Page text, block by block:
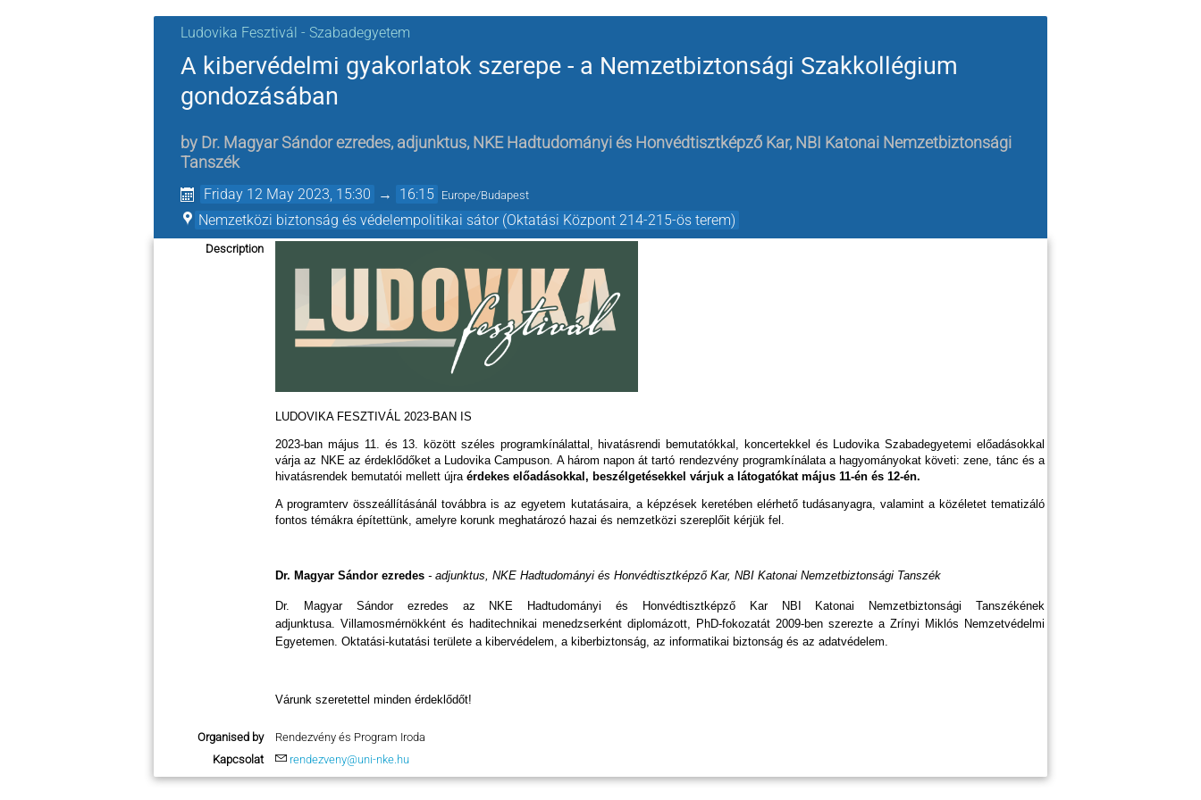
Ludovika Fesztivál - Szabadegyetem
A kibervédelmi gyakorlatok szerepe - a Nemzetbiztonsági Szakkollégium
gondozásában
by Dr. Magyar Sándor ezredes, adjunktus, NKE Hadtudományi és Honvédtisztképző Kar, NBI Katonai Nemzetbiztonsági
Tanszék
Friday 12 May 2023, 15:30 → 16:15 Europe/Budapest
Nemzetközi biztonság és védelempolitikai sátor (Oktatási Központ 214-215-ös terem)
Description
LUDOVIKA FESZTIVÁL 2023-BAN IS
2023-ban május 11. és 13. között széles programkínálattal, hivatásrendi bemutatókkal, koncertekkel és Ludovika Szabadegyetemi előadásokkal
várja az NKE az érdeklődőket a Ludovika Campuson. A három napon át tartó rendezvény programkínálata a hagyományokat követi: zene, tánc és a
hivatásrendek bemutatói mellett újraérdekes előadásokkal, beszélgetésekkel várjuk a látogatókat május 11-én és 12-én.
A programterv összeállításánál továbbra is az egyetem kutatásaira, a képzések keretében elérhető tudásanyagra, valamint a közéletet tematizáló
fontos témákra építettünk, amelyre korunk meghatározó hazai és nemzetközi szereplőit kérjük fel.
Dr. Magyar Sándor ezredes - adjunktus, NKE Hadtudományi és Honvédtisztképző Kar, NBI Katonai Nemzetbiztonsági Tanszék
Dr. Magyar Sándor ezredes az NKE Hadtudományi és Honvédtisztképző Kar NBI Katonai Nemzetbiztonsági Tanszékének
adjunktusa. Villamosmérnökként és haditechnikai menedzserként diplomázott, PhD-fokozatát 2009-ben szerezte a Zrínyi Miklós Nemzetvédelmi
Egyetemen. Oktatási-kutatási területe a kibervédelem, a kiberbiztonság, az informatikai biztonság és az adatvédelem.
Várunk szeretettel minden érdeklődőt!
Organised by
Rendezvény és Program Iroda
Kapcsolat
rendezveny@uni-nke.hu